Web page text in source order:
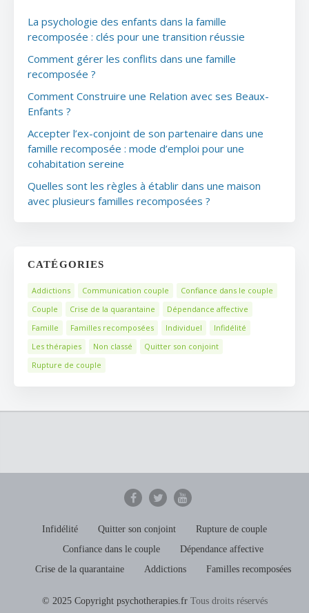
La psychologie des enfants dans la famille
recomposée : clés pour une transition réussie
Comment gérer les conflits dans une famille
recomposée ?
Comment Construire une Relation avec ses Beaux-
Enfants ?
Accepter l’ex-conjoint de son partenaire dans une
famille recomposée : mode d’emploi pour une
cohabitation sereine
Quelles sont les règles à établir dans une maison
avec plusieurs familles recomposées ?
CATÉGORIES
Addictions Communication couple
Confiance dans le couple
Couple
Crise de la quarantaine
Dépendance affective
Famille
Familles recomposées Individuel
Infidélité
Les thérapies
Non classé
Quitter son conjoint
Rupture de couple
Infidélité Quitter son conjoint
Rupture de couple
Confiance dans le couple
Dépendance affective
Crise de la quarantaine
Addictions Familles recomposées
© 2025 Copyright psychotherapies.frTous droits réservés